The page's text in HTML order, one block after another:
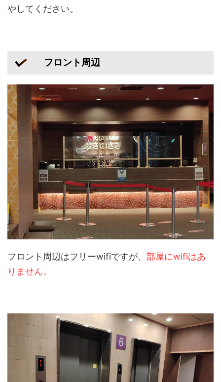
やしてください。
フロント周辺
フロント周辺はフリーwifiですが、 部屋にwifiはあ
りません。